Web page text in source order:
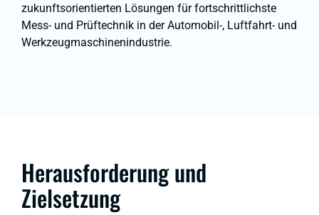
zukunftsorientierten Lösungen für fortschrittlichste
Mess- und Prüftechnik in der Automobil-, Luftfahrt- und
Werkzeugmaschinenindustrie.
Herausforderung und
Zielsetzung